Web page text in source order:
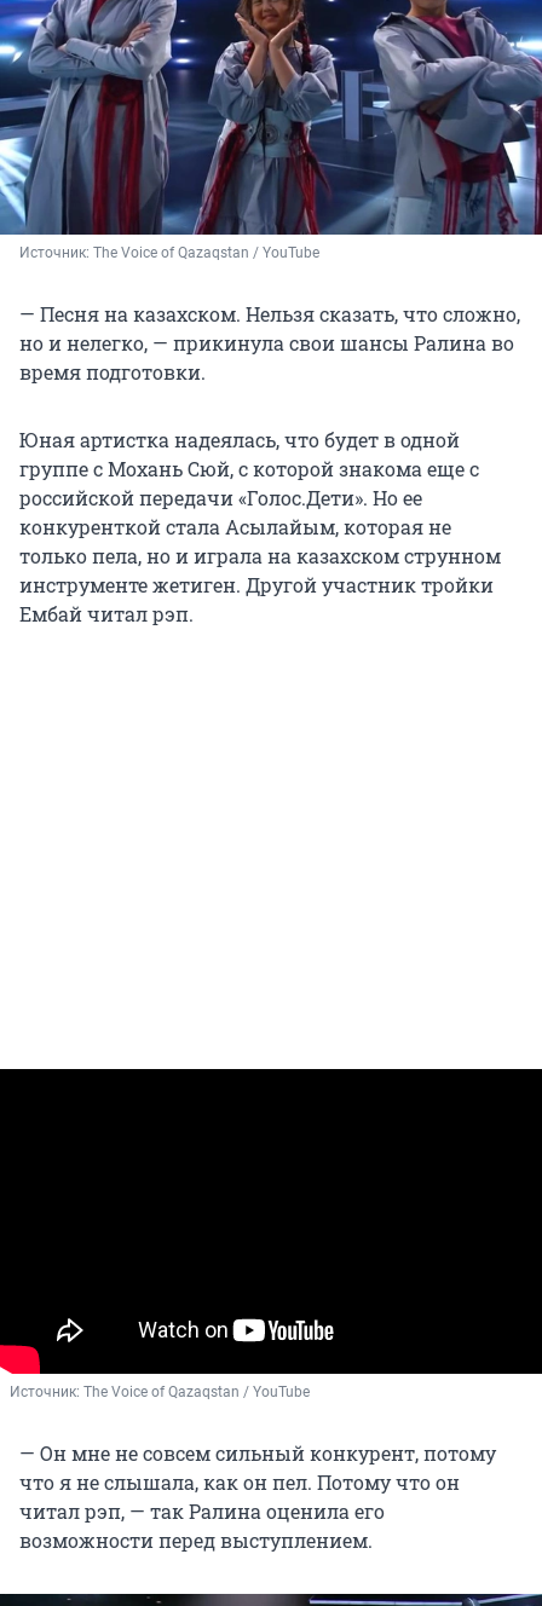
Источник: The Voice of Qazaqstan / YouTube
— Песня на казахском. Нельзя сказать, что сложно,
но и нелегко, — прикинула свои шансы Ралина во
время подготовки.
Юная артистка надеялась, что будет в одной
группе с Мохань Сюй, с которой знакома еще с
российской передачи «Голос.Дети». Но ее
конкуренткой стала Асылайым, которая не
только пела, но и играла на казахском струнном
инструменте жетиген. Другой участник тройки
Ембай читал рэп.
Источник: The Voice of Qazaqstan / YouTube
— Он мне не совсем сильный конкурент, потому
что я не слышала, как он пел. Потому что он
читал рэп, — так Ралина оценила его
возможности перед выступлением.